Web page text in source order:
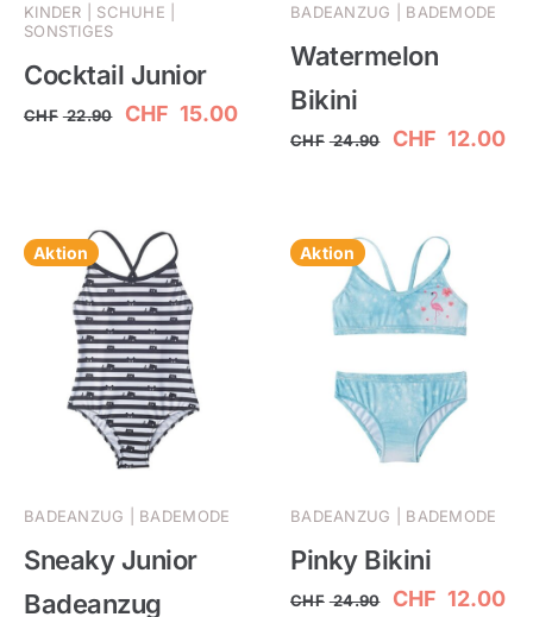
KINDER | SCHUHE |
SONSTIGES
Cocktail Junior
CHF 22.90
Ursprünglicher
CHF 15.00Aktueller
Preis
BADEANZUG | BADEMODE
Watermelon
Bikini
CHF 24.90
CHF 24.90
CHF 12.00
BADEANZUG | BADEMODE
Sneaky Junior
Badeanzug
Aktion
BADEANZUG | BADEMODE
Pinky Bikini
Aktion
CHF 24.90 CHF 12.00